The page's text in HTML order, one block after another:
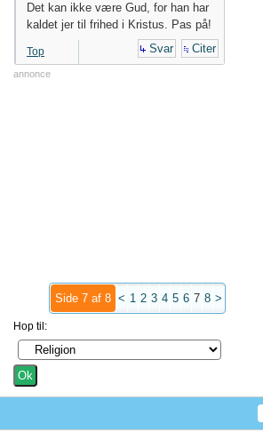
Det kan ikke være Gud, for han har
kaldet jer til frihed i Kristus. Pas på!
Top Svar Citer
annonce
Side 7 af 8 < 1 2 3 4 5 6 7 8 >
Hop til: